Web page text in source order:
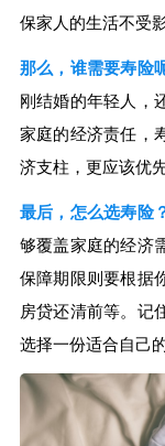
保家人的生活不受
那么，谁需要寿险
刚结婚的年轻人，
家庭的经济责任，
济支柱，更应该优
最后，怎么选寿险
够覆盖家庭的经济
保障期限则要根据
房贷还清前等。记
选择一份适合自己